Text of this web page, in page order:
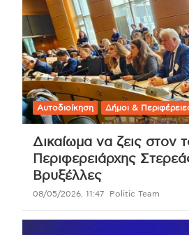
Αυτοδιοίκηση Δήμοι &
Δικαίωμα να ζεις στον
Περιφερειάρχης
Βρυξέλλες
08/05/2026, 11:47 Politic Team